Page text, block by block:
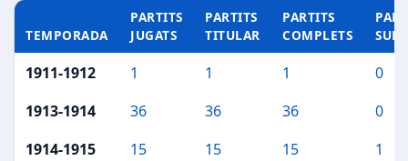
TEMPORADA
PARTITS
JUGATS
PARTITS
TITULAR
PARTITS
COMPLETS
1911-1912 1 1 1
0
1913-1914
36 36 36
0
1914-1915
15 15 15
1